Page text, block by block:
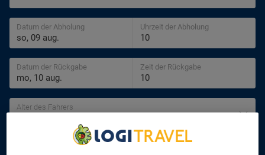
Datum der Abholung Uhrzeit der Abholung
Datum der Rückgabe Zeit der Rückgabe
Alter des Fahrers